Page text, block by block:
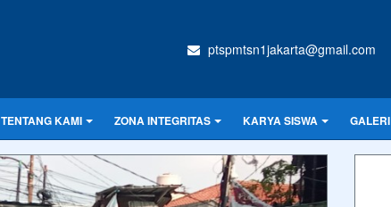
ptspmtsn1jakarta@gmail.com
TENTANG KAMI ZONA INTEGRITAS KARYA SISWA GALERI